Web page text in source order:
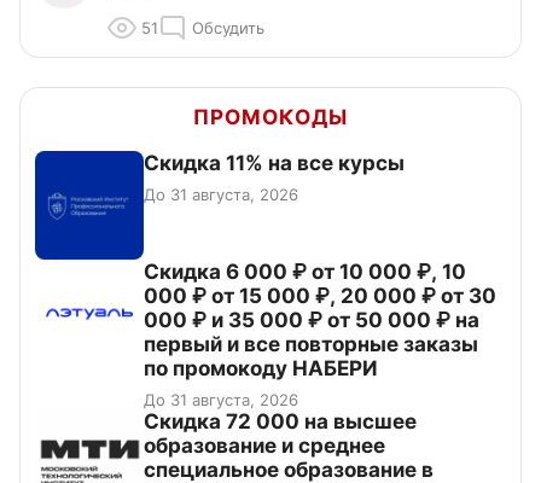
51 Обсудить
ПРОМОКОДЫ
Скидка 11% на все курсы
До 31 августа, 2026
Скидка 6 000 ₽ от 10 000 ₽, 10
000 ₽ от 15 000 ₽, 20 000 ₽ от 30
000 ₽ и 35 000 ₽ от 50 000 ₽ на
первый и все повторные заказы
по промокоду НАБЕРИ
До 31 августа, 2026
Скидка 72 000 на высшее
образование и среднее
специальное образование в